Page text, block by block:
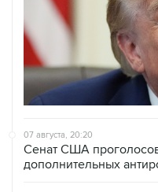
07 августа, 20:20
Сенат США
дополнительных